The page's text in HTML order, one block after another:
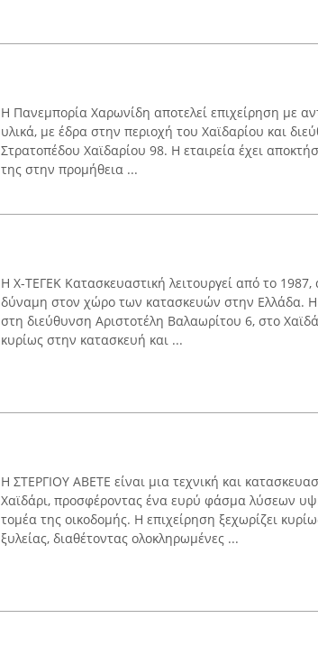
Η Πανεμπορία Χαρωνίδη αποτελεί επιχείρηση με
υλικά, με έδρα στην περιοχή του Χαϊδαρίου και
Στρατοπέδου Χαϊδαρίου 98. Η εταιρεία έχει
της στην προμήθεια ...
Η Χ-ΤΕΓΕΚ Κατασκευαστική λειτουργεί από το
δύναμη στον χώρο των κατασκευών στην Ελλάδα. Η
στη διεύθυνση Αριστοτέλη Βαλαωρίτου 6, στο
κυρίως στην κατασκευή και ...
Η ΣΤΕΡΓΙΟΥ ΑΒΕΤΕ είναι μια τεχνική και
Χαϊδάρι, προσφέροντας ένα ευρύ φάσμα λύσεων
τομέα της οικοδομής. Η επιχείρηση ξεχωρίζει
ξυλείας, διαθέτοντας ολοκληρωμένες ...